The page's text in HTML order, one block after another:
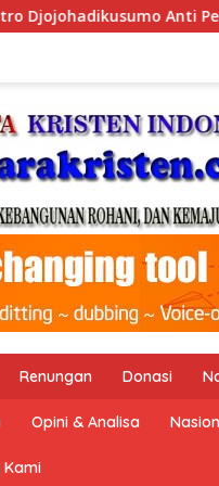
Ekonomi Politik
Renungan Donasi
Opini & Analisa
Kami